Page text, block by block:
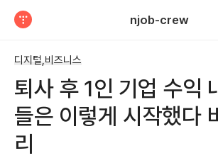
njob-crew
디지털,비즈니스
퇴사 후 1인 기업 수익
들은 이렇게 시작했다
리